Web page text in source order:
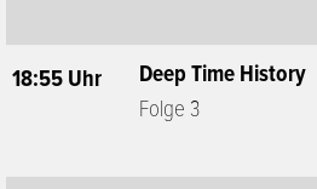
18:55 Uhr
Deep Time History
Folge 3